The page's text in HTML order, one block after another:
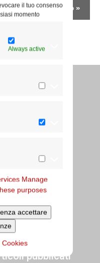
il tuo consenso
momento
Always active
Manage
purposes
accettare
Cookies
Mammolo »
Roma
pubblicati